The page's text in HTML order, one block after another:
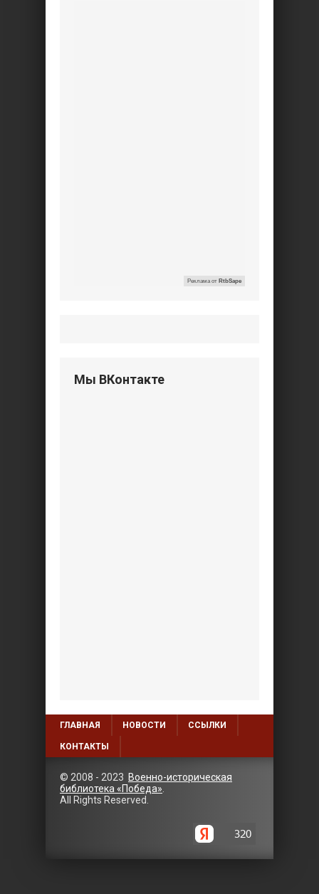
Реклама от RtbSape
Мы ВКонтакте
ГЛАВНАЯ НОВОСТИ ССЫЛКИ
КОНТАКТЫ
© 2008 - 2023 Военно-историческая
библиотека «Победа»
All Rights Reserved.